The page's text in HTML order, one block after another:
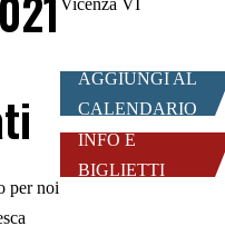
per noi
AGGIUNGI AL
CALENDARIO
INFO E
BIGLIETTI